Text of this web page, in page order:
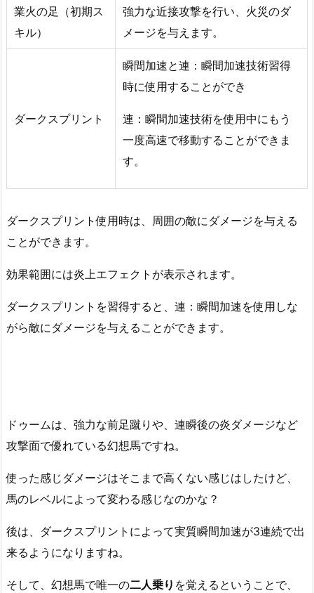
業火の足（初期ス
キル）
強力な近接攻撃を行い、火災のダ
メージを与えます。
ダークスプリント
瞬間加速と連：瞬間加速技術習得
時に使用することができ
連：瞬間加速技術を使用中にもう
一度高速で移動することができま
す。
ダークスプリント使用時は、周囲の敵にダメージを与える
ことができます。
効果範囲には炎上エフェクトが表示されます。
ダークスプリントを習得すると、連：瞬間加速を使用しな
がら敵にダメージを与えることができます。
ドゥームは、強力な前足蹴りや、連瞬後の炎ダメージなど
攻撃面で優れている幻想馬ですね。
使った感じダメージはそこまで高くない感じはしたけど、
馬のレベルによって変わる感じなのかな？
後は、ダークスプリントによって実質瞬間加速が3連続で出
来るようになりますね。
そして、幻想馬で唯一の二人乗り を覚えるということで、